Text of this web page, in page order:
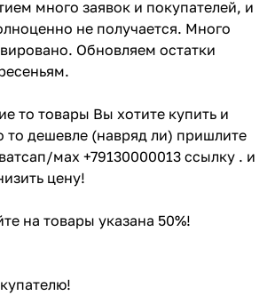
много заявок и покупателей, и
не получается. Много
Обновляем остатки
то товары Вы хотите купить и
то дешевле (навряд ли) пришлите
мах +79130000013 ссылку . и
цену!
на товары указана 50%!